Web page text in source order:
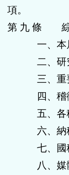
項。
第 九 條 綜
一、本局
二、研究
三、重要
四、稽徵
五、各稅
六、納稅
七、國稅
八、媒體